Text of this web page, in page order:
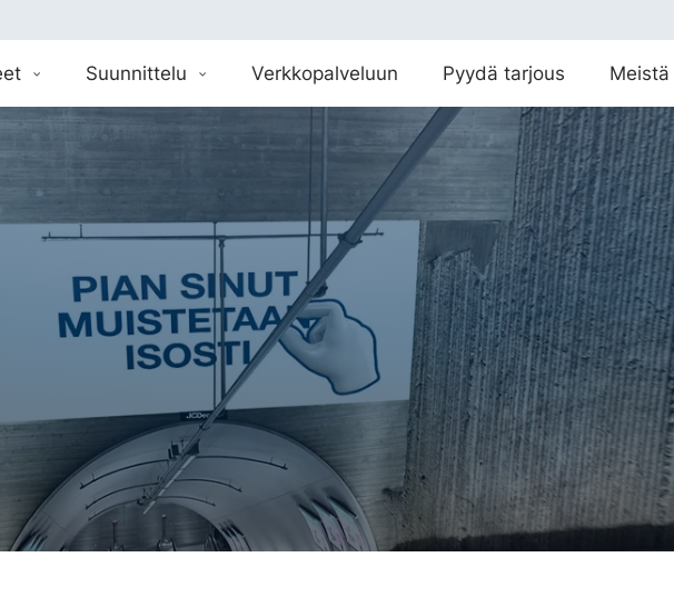
Suunnittelu Verkkopalveluun Pyydä tarjous Meistä